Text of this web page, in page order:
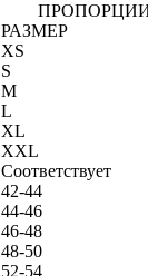
РАЗМЕР
XS
S
M
L
XL
XXL
Соответствует
42-44
44-46
46-48
48-50
52-54